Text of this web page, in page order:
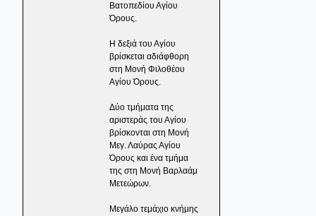
Βατοπεδίου Αγίου
Όρους.
Η δεξιά του Αγίου
βρίσκεται αδιάφθορη
στη Μονή Φιλοθέου
Αγίου Όρους.
Δύο τμήματα της
αριστεράς του Αγίου
βρίσκονται στη Μονή
Μεγ. Λαύρας Αγίου
Όρους και ένα τμήμα
της στη Μονή Βαρλαάμ
Μετεώρων.
Μεγάλο τεμάχιο κνήμης